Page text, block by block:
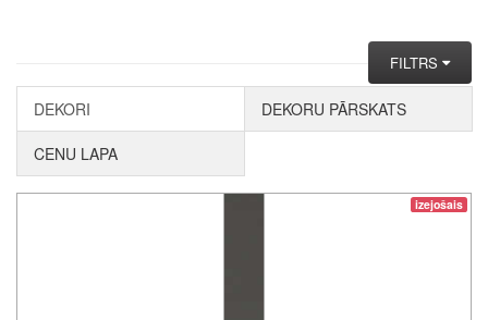
FILTRS
DEKORI DEKORU PĀRSKATS
CENU LAPA
izejošais